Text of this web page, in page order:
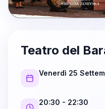
Teatro del
Venerdì 25
20:30 - 22:30